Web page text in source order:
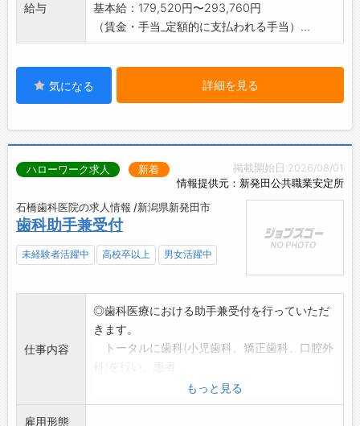
給与
基本給：179,520円〜293,760円
（賃金・手当_定額的に支払われる手当）...
気になる 詳細を見る
掲載開始日:2026/08/01
情報提供元：新発田公共職業安定所
ハローワーク求人 新着
石橋歯科医院の求人情報 /新潟県新発田市
歯科助手兼受付
未経験者活躍中 高校卒以上 男女活躍中
仕事内容
◎歯科医療における助手兼受付を行っていただ
きます。
トータルに歯科(小児歯科、矯正歯科、口腔外
さまの気持ちを共有し、優しくサポー卜でき
る地域歯科医療を行
もっと見る
雇用形態